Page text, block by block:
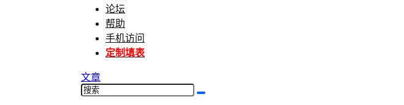
论坛
帮助
手机访问
定制填表
文章